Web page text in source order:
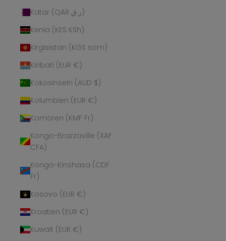
Katar (QAR ر.ق)
Kenia (KES KSh)
Kirgisistan (KGS som)
Kiribati (EUR €)
Kokosinseln (AUD $)
Kolumbien (EUR €)
Komoren (KMF Fr)
Kongo-Brazzaville (XAF
CFA)
Kongo-Kinshasa (CDF
Fr)
Kosovo (EUR €)
Kroatien (EUR €)
Kuwait (EUR €)